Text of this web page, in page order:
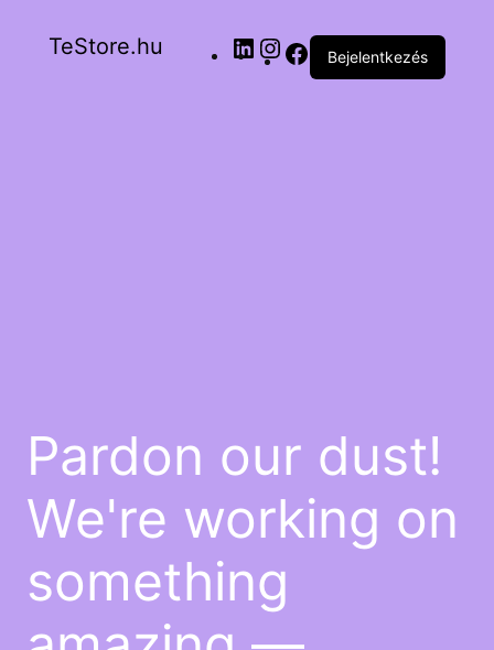
TeStore.hu Bejelentkezés
Pardon our dust!
We're working on
something